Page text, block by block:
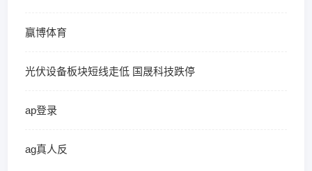
赢博体育
光伏设备板块短线走低 国晟科技跌停
ap登录
ag真人反